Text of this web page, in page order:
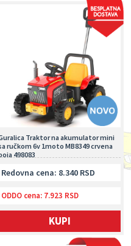
Traktor na akumulator mini
ručkom 6v 1moto MB8349 crvena
498083
Redovna cena: 8.340 RSD
ODDO cena: 7.923 RSD
KUPI